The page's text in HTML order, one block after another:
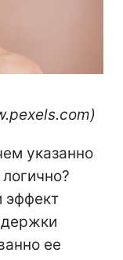
указанно
эффект
ее